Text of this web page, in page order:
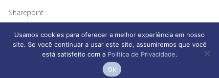
Sharepoint
Afonso França Engenharia © 2026 Todos os direitos reservados
Usamos cookies para oferecer a melhor experiência em nosso
site. Se você continuar a usar este site, assumiremos que você
está satisfeito com a Política de Privacidade.
Ok